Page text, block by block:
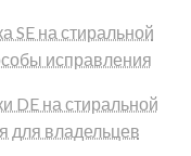
SE на стиральной
исправления
DE на стиральной
для владельцев